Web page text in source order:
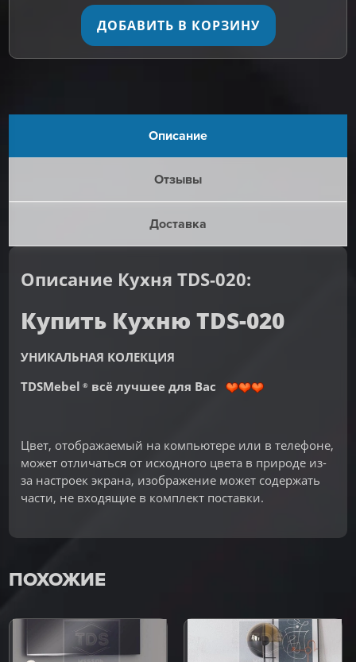
ДОБАВИТЬ В КОРЗИНУ
Описание
Отзывы
Доставка
Описание Кухня TDS-020:
Купить Кухню TDS-020
УНИКАЛЬНАЯ КОЛЕКЦИЯ
TDSMebel ® всё лучшее для Вас
Цвет, отображаемый на компьютере или в телефоне,
может отличаться от исходного цвета в природе из-
за настроек экрана, изображение может содержать
части, не входящие в комплект поставки.
ПОХОЖИЕ